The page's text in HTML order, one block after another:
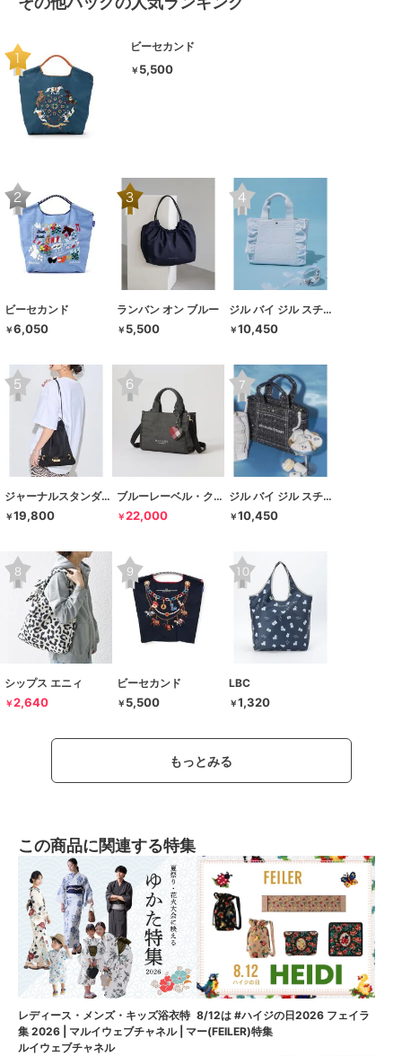
ビーセカンド
￥ 5,500
ビーセカンド
￥6,050
ランバン オン ブルー
￥ 5,500
ジル バイ ジル スチュアート
￥10,450
ジャーナルスタンダード レサージュ
￥19,800
ブルーレーベル・クレストブリッジ
￥22,000
ジル バイ ジル スチュアート
￥10,450
シップス エニィ
￥2,640
ビーセカンド
￥ 5,500
LBC
￥1,320
もっとみる
この商品に関連する特集
レディース・メンズ・キッズ浴衣特
集 2026 | マルイウェブチャネル | マ
ルイウェブチャネル
8/12は #ハイジの日2026 フェイラ
ー(FEILER)特集